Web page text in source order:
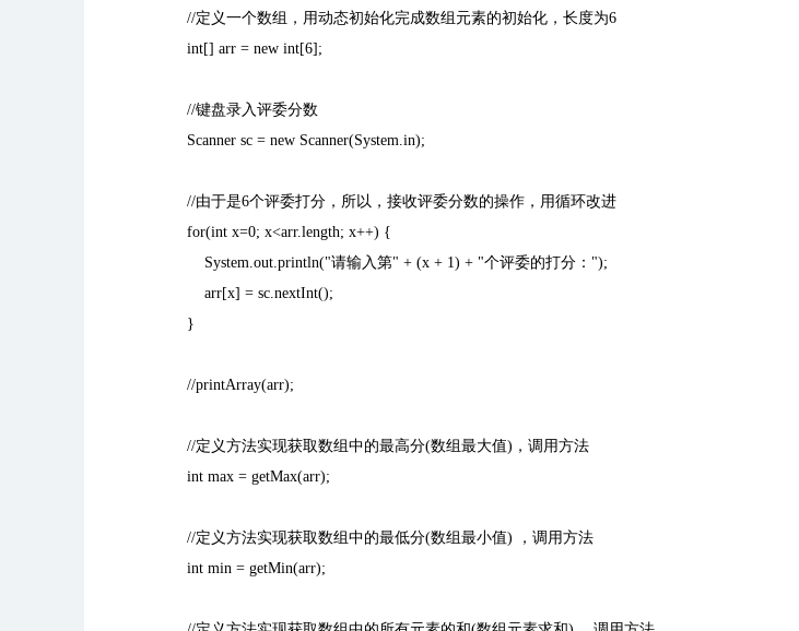
//定义一个数组，用动态初始化完成数组元素的初始化，长度为6
int[] arr = new int[6];
//键盘录入评委分数
Scanner sc = new Scanner(System.in);
//由于是6个评委打分，所以，接收评委分数的操作，用循环改进
for(int x=0; x<arr.length; x++) {
System.out.println("请输入第" + (x + 1) + "个评委的打分： ");
arr[x] = sc.nextInt();
}
//printArray(arr);
//定义方法实现获取数组中的最高分(数组最大值) ，调用方法
int max = getMax(arr);
//定义方法实现获取数组中的最低分(数组最小值)
，调用方法
int min = getMin(arr);